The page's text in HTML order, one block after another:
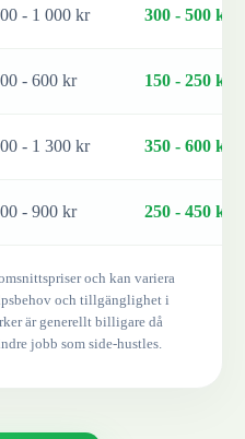
- 1 000 kr 300 - 500 kr
- 600 kr 150 - 250 kr
- 1 300 kr 350 - 600 kr
- 900 kr 250 - 450 kr
och kan variera
och tillgänglighet i
är generellt billigare då
jobb som side-hustles.